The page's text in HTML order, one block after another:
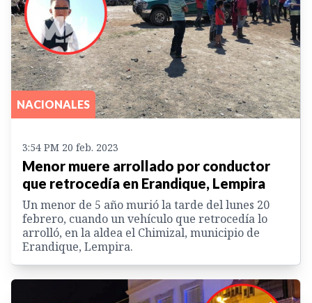
NACIONALES
3:54 PM 20 feb. 2023
Menor muere arrollado por conductor
que retrocedía en Erandique, Lempira
Un menor de 5 año murió la tarde del lunes 20
febrero, cuando un vehículo que retrocedía lo
arrolló, en la aldea el Chimizal, municipio de
Erandique, Lempira.